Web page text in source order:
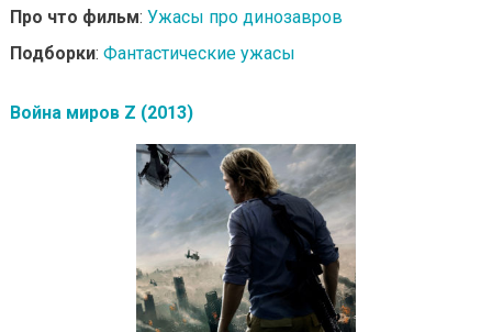
Про что фильм: Ужасы про динозавров
Подборки: Фантастические ужасы
Война миров Z (2013)